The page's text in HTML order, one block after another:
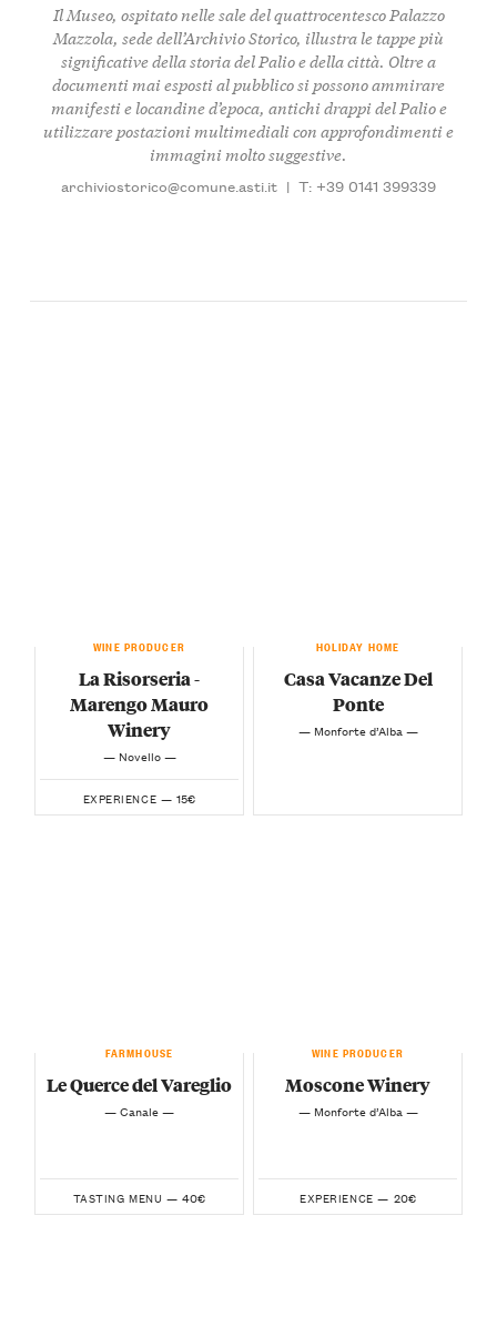
Il Museo, ospitato nelle sale del quattrocentesco Palazzo
Mazzola, sede dell’Archivio Storico, illustra le tappe più
significative della storia del Palio e della città. Oltre a
documenti mai esposti al pubblico si possono ammirare
manifesti e locandine d’epoca, antichi drappi del Palio e
utilizzare postazioni multimediali con approfondimenti e
immagini molto suggestive.
archiviostorico@comune.asti.it | T: +39 0141 399339
WINE PRODUCER
La Risorseria -
Marengo Mauro
Winery
— Novello —
EXPERIENCE — 15€
HOLIDAY HOME
Casa Vacanze Del
Ponte
— Monforte d’Alba —
FARMHOUSE
Le Querce del Vareglio
— Canale —
TASTING MENU — 40€
WINE PRODUCER
Moscone Winery
— Monforte d’Alba —
EXPERIENCE — 20€